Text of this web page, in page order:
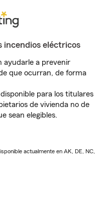
incendios eléctricos
ayudarle a prevenir
que ocurran, de forma
para los titulares
de vivienda no de
sean elegibles.
actualmente en AK, DE, NC,